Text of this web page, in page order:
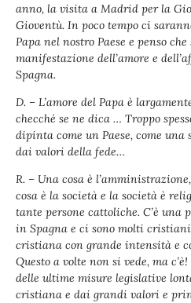
anno, la visita a Madrid per la
Gioventù. In poco tempo ci
Papa nel nostro Paese e penso
manifestazione dell’amore e
Spagna.
D. – L’amore del Papa è
checché se ne dica … Troppo
dipinta come un Paese, come
dai valori della fede…
R. – Una cosa è
cosa è la società e la società è
tante persone cattoliche. C’è una
in Spagna e ci sono molti
cristiana con grande intensità e
Questo a volte non si vede, ma
delle ultime misure legislative
cristiana e dai grandi valori e